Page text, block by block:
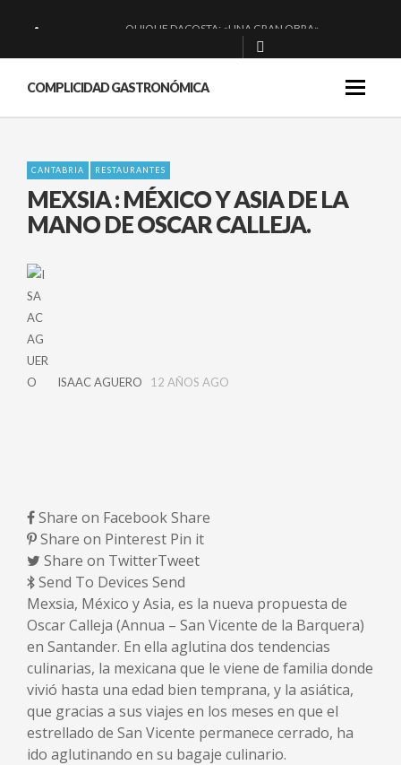
QUIQUE DACOSTA: «UNA GRAN OBRA»
EL BARUCO DE ANERO: MUCHO MÁS QUE UN BAR.
MONTIA: ESENCIAL Y BRILLANTE.
COMPLICIDAD GASTRONÓMICA
CANTABRIA RESTAURANTES
MEXSIA : MÉXICO Y ASIA DE LA
MANO DE OSCAR CALLEJA.
ISAAC AGUERO 12 AÑOS AGO
Share on FacebookShare
Share on Pinterest Pin it
Share on TwitterTweet
Send To Devices Send
Mexsia, México y Asia, es la nueva propuesta de
Oscar Calleja (Annua – San Vicente de la Barquera)
en Santander. En ella aglutina dos tendencias
culinarias, la mexicana que le viene de familia donde
vivió hasta una edad bien temprana, y la asiática,
que gracias a sus viajes en los meses en que el
estrellado de San Vicente permanece cerrado, ha
ido aglutinando en su bagaje culinario.